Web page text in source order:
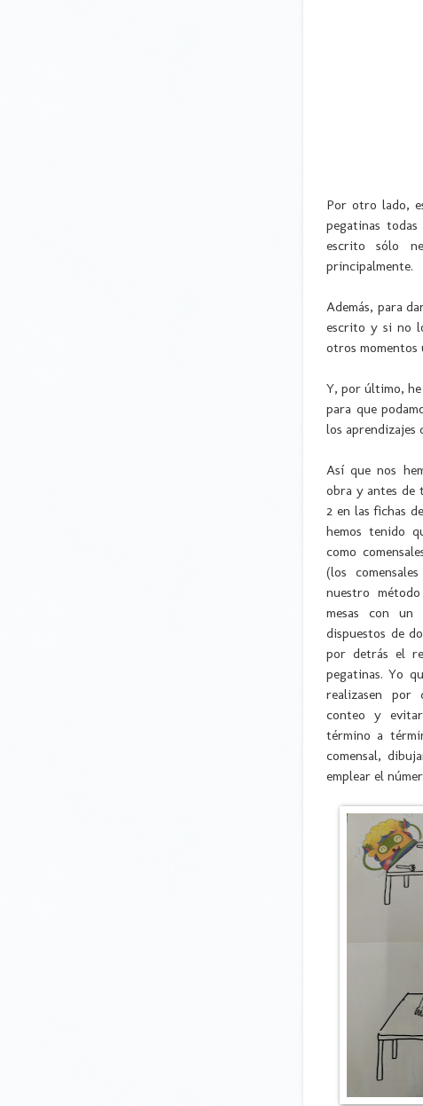
Por otro lado,
pegatinas
escrito sólo
principalmente.
Además, para
escrito y si no
otros momentos
Y, por último, he
para que
los aprendizajes
Así que nos
obra y antes de
2 en las fichas
hemos tenido
como
(los
nuestro
mesas con un
dispuestos de
por detrás el
pegatinas. Yo
realizasen
conteo y evitar
término a
comensal,
emplear el